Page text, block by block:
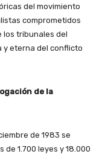
del movimiento
comprometidos
los tribunales del
y eterna del conflicto
de la
de 1983 se
1.700 leyes y 18.000